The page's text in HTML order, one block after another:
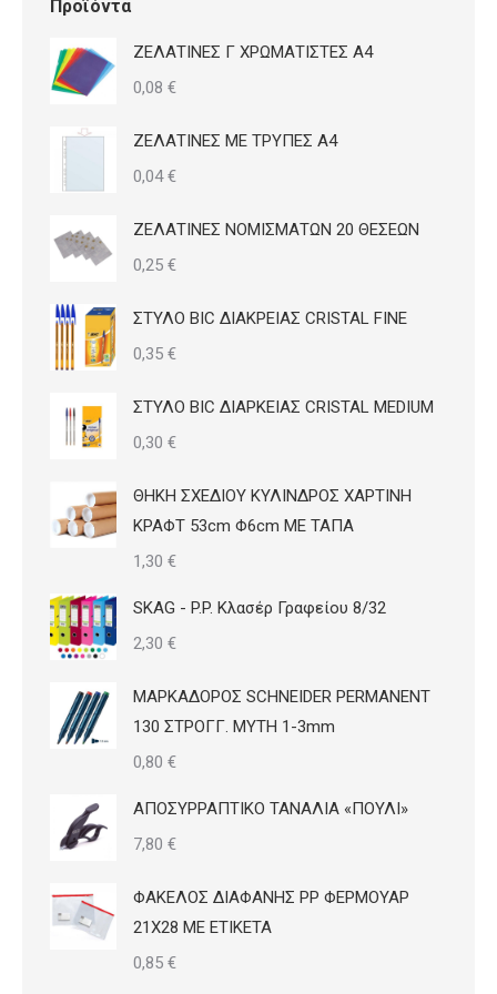
Προϊόντα
ΖΕΛΑΤΙΝΕΣ Γ ΧΡΩΜΑΤΙΣΤΕΣ Α4
0,08 €
ΖΕΛΑΤΙΝΕΣ ΜΕ ΤΡΥΠΕΣ Α4
0,04€
ΖΕΛΑΤΙΝΕΣ ΝΟΜΙΣΜΑΤΩΝ 20 ΘΕΣΕΩΝ
0,25 €
ΣΤΥΛΟ BIC ΔΙΑΚΡΕΙΑΣ CRISTAL FINE
0,35 €
ΣΤΥΛΟ BIC ΔΙΑΡΚΕΙΑΣ CRISTAL MEDIUM
0,30 €
ΘΗΚΗ ΣΧΕΔΙΟΥ ΚΥΛΙΝΔΡΟΣ ΧΑΡΤΙΝΗ
ΚΡΑΦΤ 53cm Φ6cm ΜΕ ΤΑΠΑ
1,30 €
SKAG - P.P. Κλασέρ Γραφείου 8/32
2,30 €
ΜΑΡΚΑΔΟΡΟΣ SCHNEIDER PERMANENT
130 ΣΤΡΟΓΓ. ΜΥΤΗ 1-3mm
0,80 €
ΑΠΟΣΥΡΡΑΠΤΙΚΟ ΤΑΝΑΛΙΑ «ΠΟΥΛΙ»
7,80 €
ΦΑΚΕΛΟΣ ΔΙΑΦΑΝΗΣ PP ΦΕΡΜΟΥΑΡ
21Χ28 ΜΕ ΕΤΙΚΕΤΑ
0,85 €